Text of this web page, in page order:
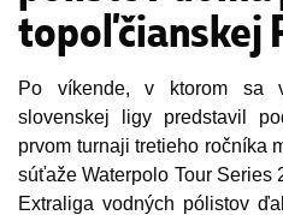
topoľčianskej
Po víkende, v ktorom sa
slovenskej ligy predstavil
prvom turnaji tretieho ročníka
súťaže Waterpolo Tour Series
Extraliga vodných pólistov